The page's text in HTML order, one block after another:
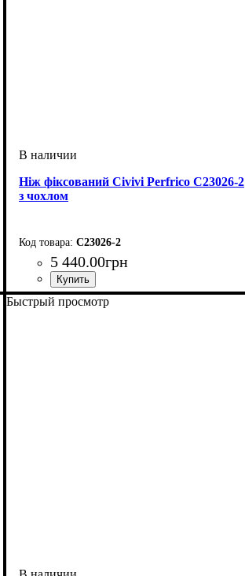
Ніж фіксований Civivi Perfrico C23026-2
з чохлом
C23026-2
5 440.00грн
Быстрый просмотр